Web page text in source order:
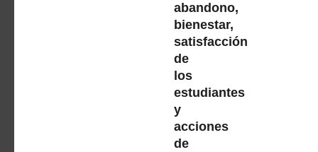
abandono,
bienestar,
satisfacción
de
los
estudiantes
y
acciones
de